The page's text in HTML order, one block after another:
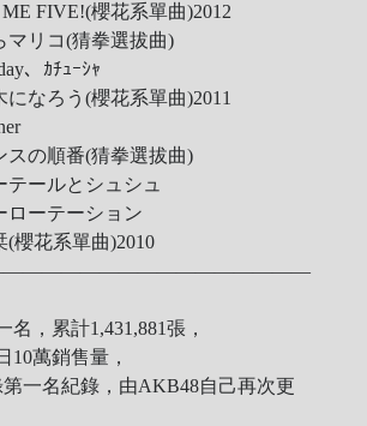
FIVE!(櫻花系單曲)2012
マリコ(猜拳選拔曲)
、ｶﾁｭｰｼｬ
になろう(櫻花系單曲)2011
スの順番(猜拳選拔曲)
テールとシュシュ
ローテーション
(櫻花系單曲)2010
名，累計1,431,881張，
10萬銷售量，
第一名紀錄，由AKB48自己再次更